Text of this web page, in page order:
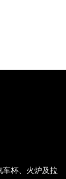
杯、火炉及拉